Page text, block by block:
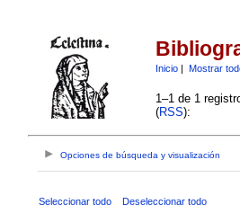
Inicio| Mostrar
1–1 de 1
(RSS):
Opciones de búsqueda y visualización
Seleccionar todo Deseleccionar todo